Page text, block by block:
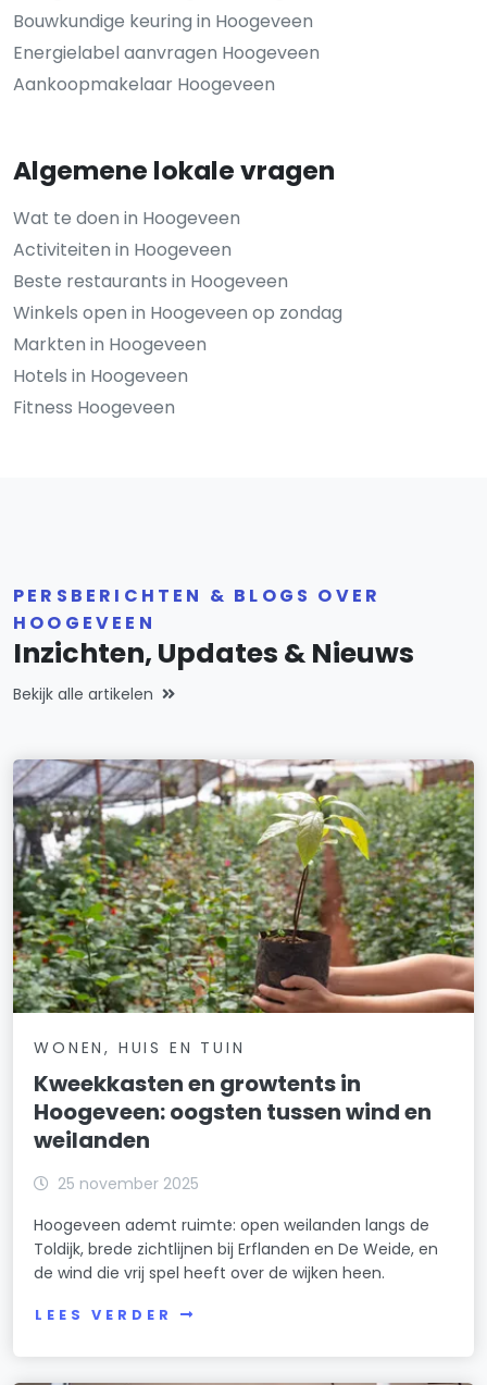
Bouwkundige keuring in Hoogeveen
Energielabel aanvragen Hoogeveen
Aankoopmakelaar Hoogeveen
Algemene lokale vragen
Wat te doen in Hoogeveen
Activiteiten in Hoogeveen
Beste restaurants in Hoogeveen
Winkels open in Hoogeveen op zondag
Markten in Hoogeveen
Hotels in Hoogeveen
Fitness Hoogeveen
PERSBERICHTEN & BLOGS OVER
HOOGEVEEN
Inzichten, Updates & Nieuws
Bekijk alle artikelen
WONEN, HUIS EN TUIN
Kweekkasten en growtents in
Hoogeveen: oogsten tussen wind en
weilanden
25 november 2025
Hoogeveen ademt ruimte: open weilanden langs de
Toldijk, brede zichtlijnen bij Erflanden en De Weide, en
de wind die vrij spel heeft over de wijken heen.
LEES VERDER